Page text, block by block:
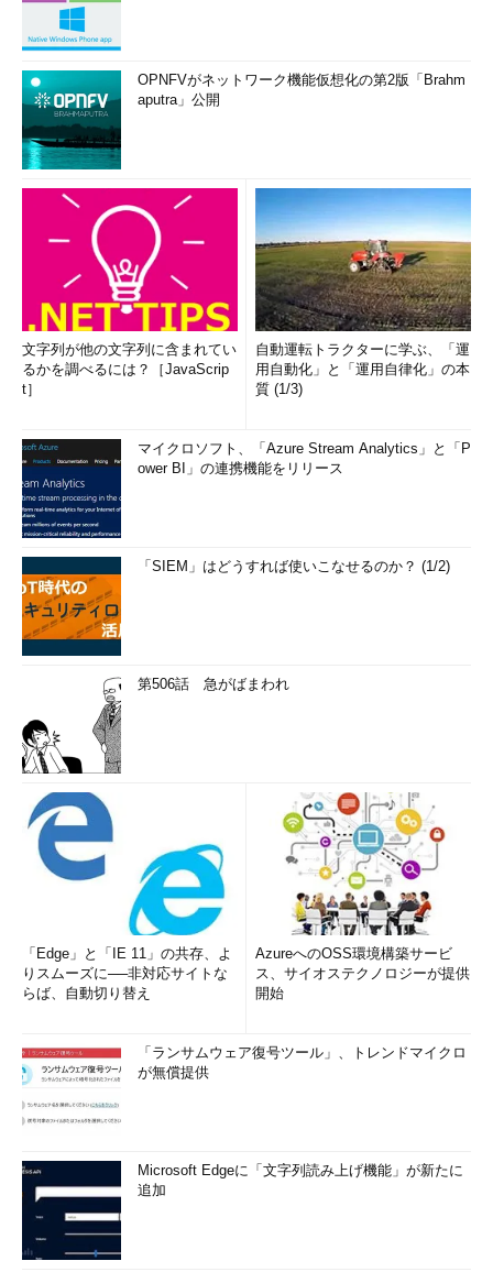
OPNFVがネットワーク機能仮想化の第2版「Brahm
aputra」公開
文字列が他の文字列に含まれてい
るかを調べるには？［JavaScrip
t］
自動運転トラクターに学ぶ、「運
用自動化」と「運用自律化」の本
質 (1/3)
マイクロソフト、「Azure Stream Analytics」と「P
ower BI」の連携機能をリリース
「SIEM」はどうすれば使いこなせるのか？ (1/2)
第506話 急がばまわれ
「Edge」と「IE 11」の共存、よ
りスムーズに──非対応サイトな
らば、自動切り替え
AzureへのOSS環境構築サービ
ス、サイオステクノロジーが提供
開始
「ランサムウェア復号ツール」、トレンドマイクロ
が無償提供
Microsoft Edgeに「文字列読み上げ機能」が新たに
追加